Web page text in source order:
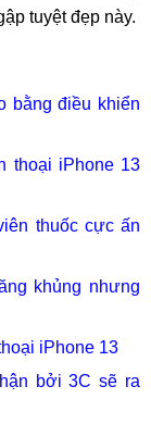
tuyệt đẹp này.
bằng điều khiển
thoại iPhone 13
thuốc cực ấn
khủng nhưng
iPhone 13
bởi 3C sẽ ra